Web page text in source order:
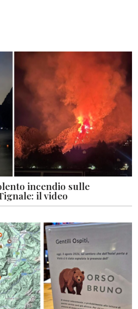
incendio sulle
il video